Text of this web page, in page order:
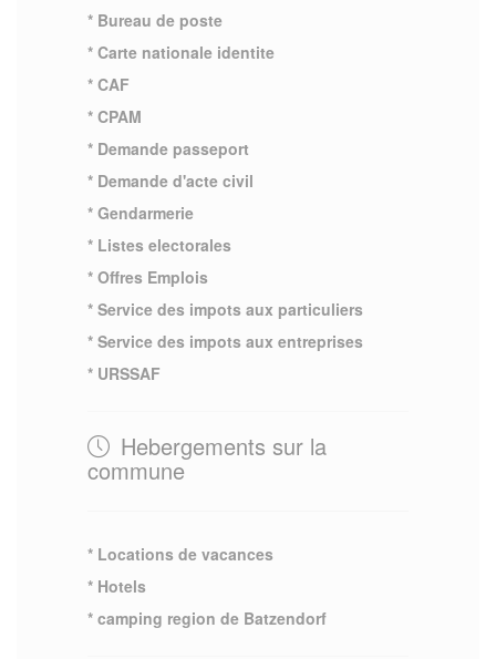
* Bureau de poste
* Carte nationale identite
* CAF
* CPAM
* Demande passeport
* Demande d'acte civil
* Gendarmerie
* Listes electorales
* Offres Emplois
* Service des impots aux particuliers
* Service des impots aux entreprises
* URSSAF
Hebergements sur la
commune
* Locations de vacances
* Hotels
* camping region de Batzendorf